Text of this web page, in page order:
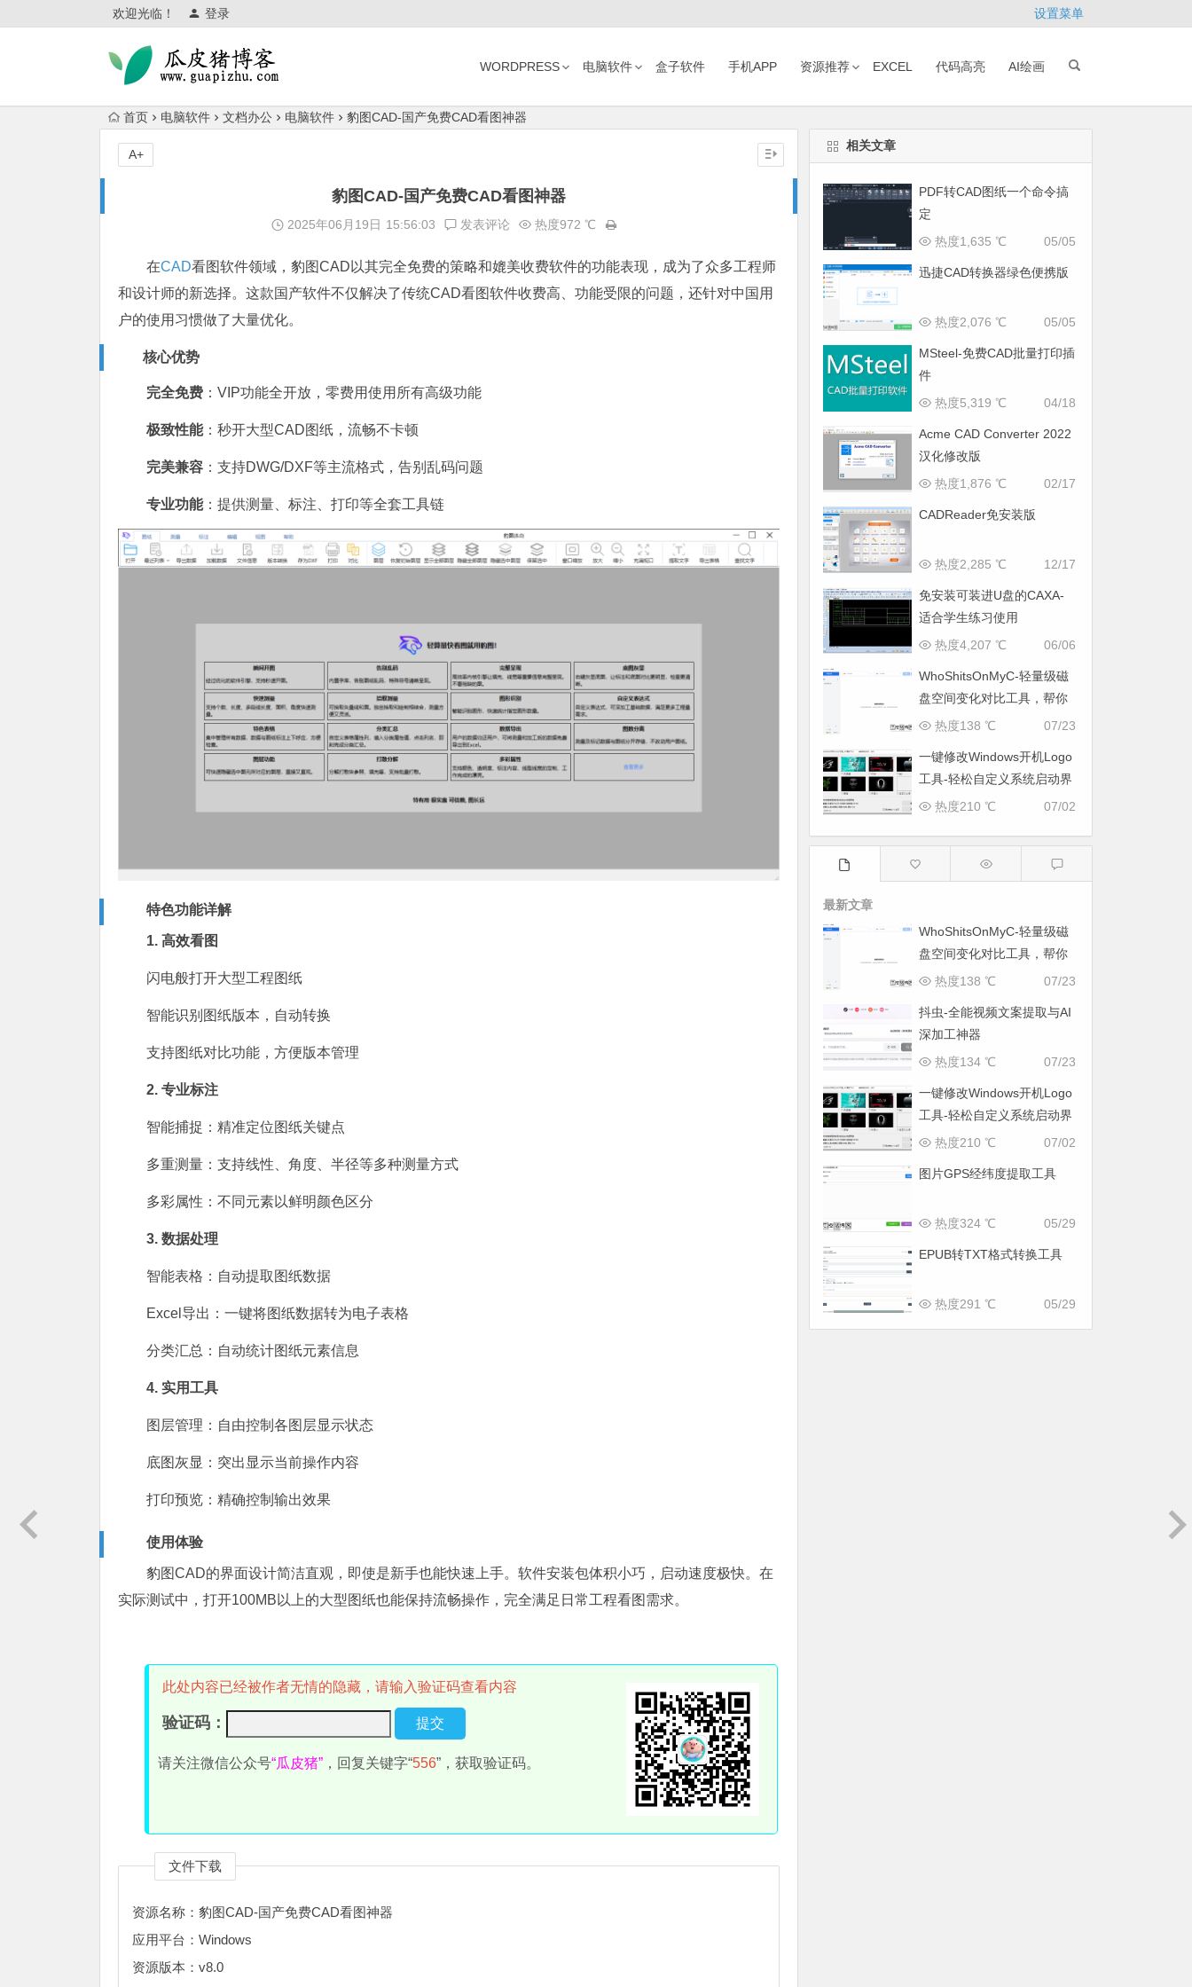
欢迎光临！ 登录 设置菜单
WORDPRESS 电脑软件 盒子软件 手机APP 资源推荐 EXCEL 代码高亮 AI绘画
首页 电脑软件 文档办公 电脑软件 豹图CAD-国产免费CAD看图神器
豹图CAD-国产免费CAD看图神器
2025年06月19日 15:56:03 发表评论 热度972 ℃
在CAD看图软件领域，豹图CAD以其完全免费的策略和媲美收费软件的功能表现，成为了众多工程师
和设计师的新选择。这款国产软件不仅解决了传统CAD看图软件收费高、功能受限的问题，还针对中国用
户的使用习惯做了大量优化。
核心优势
完全免费 ：VIP功能全开放，零费用使用所有高级功能
极致性能：秒开大型CAD图纸，流畅不卡顿
完美兼容 ：支持DWG/DXF等主流格式，告别乱码问题
专业功能：提供测量、标注、打印等全套工具链
特色功能详解
1. 高效看图
闪电般打开大型工程图纸
智能识别图纸版本，自动转换
支持图纸对比功能，方便版本管理
2. 专业标注
智能捕捉：精准定位图纸关键点
多重测量：支持线性、角度、半径等多种测量方式
多彩属性：不同元素以鲜明颜色区分
3. 数据处理
智能表格：自动提取图纸数据
Excel导出：一键将图纸数据转为电子表格
分类汇总：自动统计图纸元素信息
4. 实用工具
图层管理：自由控制各图层显示状态
底图灰显：突出显示当前操作内容
打印预览：精确控制输出效果
使用体验
豹图CAD的界面设计简洁直观，即使是新手也能快速上手。软件安装包体积小巧，启动速度极快。在
实际测试中，打开100MB以上的大型图纸也能保持流畅操作，完全满足日常工程看图需求。
此处内容已经被作者无情的隐藏，请输入验证码查看内容
验证码：
请关注微信公众号“瓜皮猪” ，回复关键字“556”，获取验证码。
文件下载
资源名称：豹图CAD-国产免费CAD看图神器
应用平台：Windows
资源版本：v8.0
A+
相关文章
PDF转CAD图纸一个命令搞
定
05/05
热度1,635 ℃
迅捷CAD转换器绿色便携版
05/05
热度2,076 ℃
MSteel-免费CAD批量打印插
件
04/18
热度5,319 ℃
Acme CAD Converter 2022
汉化修改版
02/17
热度1,876 ℃
CADReader免安装版
12/17
热度2,285 ℃
免安装可装进U盘的CAXA-
适合学生练习使用
06/06
热度4,207 ℃
WhoShitsOnMyC-轻量级磁
盘空间变化对比工具，帮你
找出“吃掉”空间的罪魁祸首
07/23
热度138 ℃
一键修改Windows开机Logo
工具-轻松自定义系统启动界
面
07/02
热度210 ℃
最新文章
WhoShitsOnMyC-轻量级磁
盘空间变化对比工具，帮你
找出“吃掉”空间的罪魁祸首
07/23
热度138 ℃
抖虫-全能视频文案提取与AI
深加工神器
07/23
热度134 ℃
一键修改Windows开机Logo
工具-轻松自定义系统启动界
面
07/02
热度210 ℃
图片GPS经纬度提取工具
05/29
热度324 ℃
EPUB转TXT格式转换工具
05/29
热度291 ℃